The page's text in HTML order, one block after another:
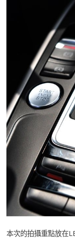
本次的拍攝重點放在